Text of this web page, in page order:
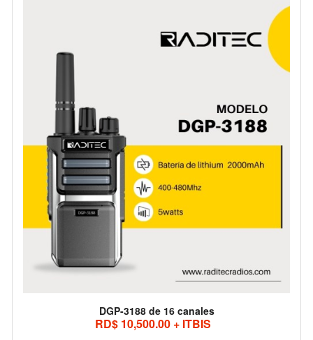
DGP-3188 de 16 canales
RD$ 10,500.00 + ITBIS